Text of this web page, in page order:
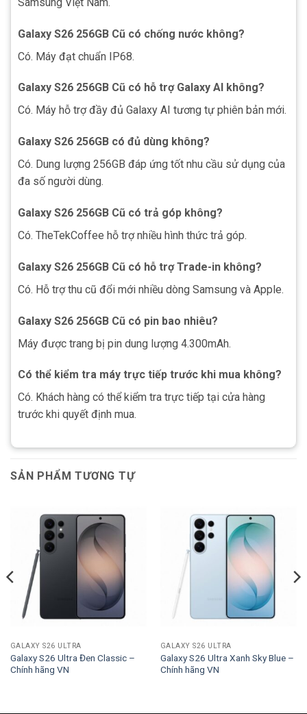
Galaxy S26 256GB Cũ có chống nước không?
Có. Máy đạt chuẩn IP68.
Galaxy S26 256GB Cũ có hỗ trợ Galaxy AI không?
Có. Máy hỗ trợ đầy đủ Galaxy AI tương tự phiên bản mới.
Galaxy S26 256GB có đủ dùng không?
Có. Dung lượng 256GB đáp ứng tốt nhu cầu sử dụng của
đa số người dùng.
Galaxy S26 256GB Cũ có trả góp không?
Có. TheTekCoffee hỗ trợ nhiều hình thức trả góp.
Galaxy S26 256GB Cũ có hỗ trợ Trade-in không?
Có. Hỗ trợ thu cũ đổi mới nhiều dòng Samsung và Apple.
Galaxy S26 256GB Cũ có pin bao nhiêu?
Máy được trang bị pin dung lượng 4.300mAh.
Có thể kiểm tra máy trực tiếp trước khi mua không?
Có. Khách hàng có thể kiểm tra trực tiếp tại cửa hàng
trước khi quyết định mua.
SẢN PHẨM TƯƠNG TỰ
GALAXY S26 ULTRA
Galaxy S26 Ultra Đen Classic –
Chính hãng VN
GALAXY S26 ULTRA
Galaxy S26 Ultra Xanh Sky Blue –
Chính hãng VN